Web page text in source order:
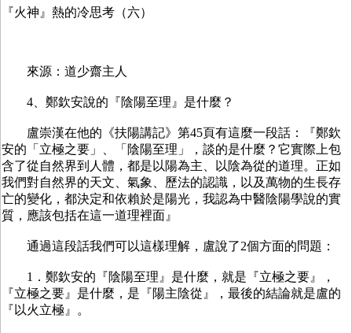
『火神』熱的冷思考（六）
來源：道少齋主人
4、鄭欽安說的『陰陽至理』是什麼？
盧崇漢在他的《扶陽講記》第45頁有這麼一段話：『鄭欽
安的「立極之要」、「陰陽至理」，談的是什麼？它實際上包
含了從自然界到人體，都是以陽為主、以陰為從的道理。正如
我們對自然界的天文、氣象、歷法的認識，以及萬物的生長存
亡的變化，都決定和依賴於是陽光，我認為中醫陰陽學說的實
質，應該包括在這一道理裡面』
通過這段話我們可以這樣理解，盧說了2個方面的問題：
1．鄭欽安的『陰陽至理』是什麼，就是『立極之要』，
『立極之要』是什麼，是『陽主陰從』，最後的結論就是盧的
『以火立極』。